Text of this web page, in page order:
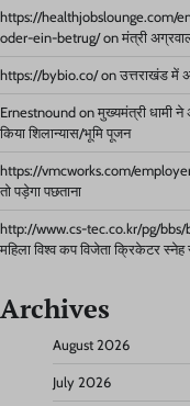
https://healthjobslounge.com/
oder-ein-betrug/on मंत्री
https://bybio.co/on उत्तराखंड में
Ernestnound on मुख्यमंत्री धामी ने
किया शिलान्यास/भूमि पूजन
https://vmcworks.com/
तो पड़ेगा पछताना
http://www.cs-tec.co.kr/pg/
महिला विश्व कप विजेता क्रिकेटर स्नेह
Archives
August 2026
July 2026